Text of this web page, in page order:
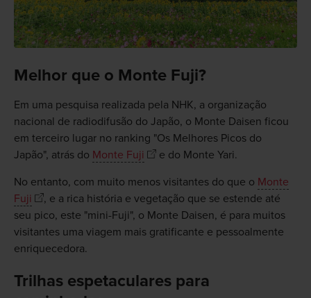
Melhor que o Monte Fuji?
Em uma pesquisa realizada pela NHK, a organização
nacional de radiodifusão do Japão, o Monte Daisen ficou
em terceiro lugar no ranking "Os Melhores Picos do
Japão", atrás do Monte Fuji
e do Monte Yari.
No entanto, com muito menos visitantes do que o Monte
Fuji
, e a rica história e vegetação que se estende até
seu pico, este "mini-Fuji", o Monte Daisen, é para muitos
visitantes uma viagem mais gratificante e pessoalmente
enriquecedora.
Trilhas espetaculares para